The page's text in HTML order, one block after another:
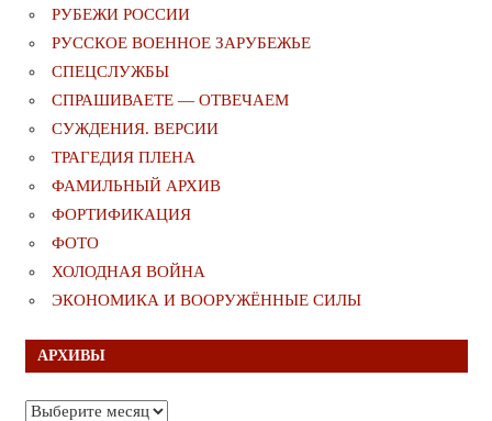
РУБЕЖИ РОССИИ
РУССКОЕ ВОЕННОЕ ЗАРУБЕЖЬЕ
СПЕЦСЛУЖБЫ
СПРАШИВАЕТЕ — ОТВЕЧАЕМ
СУЖДЕНИЯ. ВЕРСИИ
ТРАГЕДИЯ ПЛЕНА
ФАМИЛЬНЫЙ АРХИВ
ФОРТИФИКАЦИЯ
ФОТО
ХОЛОДНАЯ ВОЙНА
ЭКОНОМИКА И ВООРУЖЁННЫЕ СИЛЫ
АРХИВЫ
Архивы